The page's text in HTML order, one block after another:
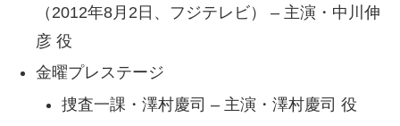
（2012年8月2日、フジテレビ） – 主演・中川伸
彦 役
金曜プレステージ
捜査一課・澤村慶司 – 主演・澤村慶司 役